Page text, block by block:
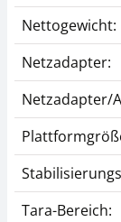
Nettogewicht:
Netzadapter:
Netzadapter/
Tara-Bereich: